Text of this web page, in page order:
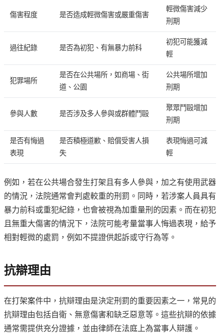
傷害程度 是否造成輕微傷害或嚴重傷害
輕微傷害減少
刑期
過往紀錄 是否為初犯、有無暴力前科
初犯可能獲減
輕
犯罪場所
是否在公共場所，如商場、街
道、公園
公共場所增加
刑期
參與人數 是否涉及多人參與或群體鬥毆
聚眾鬥毆增加
刑期
是否有悔過
表現
是否積極道歉、賠償受害人損
失
表現悔過可減
輕
例如，若在公共場合發生打架且有多人參與，加之有使用武器
的情況，法院通常會判處較重的刑罰。同時，若涉案人員具有
暴力前科或重犯紀錄，也會被視為加重量刑的因素。而在初犯
且無重大傷害的情況下，法院可能考量當事人悔過表現，給予
相對輕微的處罰，例如不提證供起訴或守行為等。
抗辯理由
在打架案件中，抗辯理由是決定刑罰的重要因素之一，常見的
抗辯理由包括自衛、無意傷害和缺乏惡意等。這些抗辯的依據
通常需提供充分證據，並由律師在法庭上為當事人辯護。